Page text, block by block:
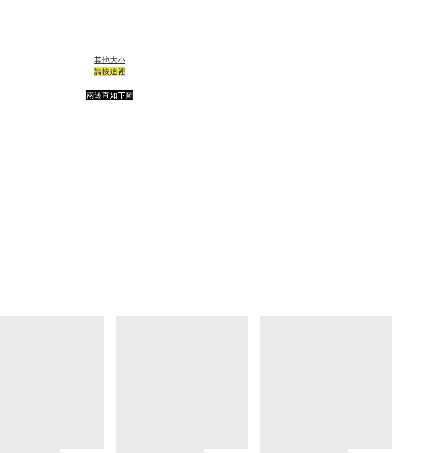
其他大小
請按這裡
兩邊直如下圖